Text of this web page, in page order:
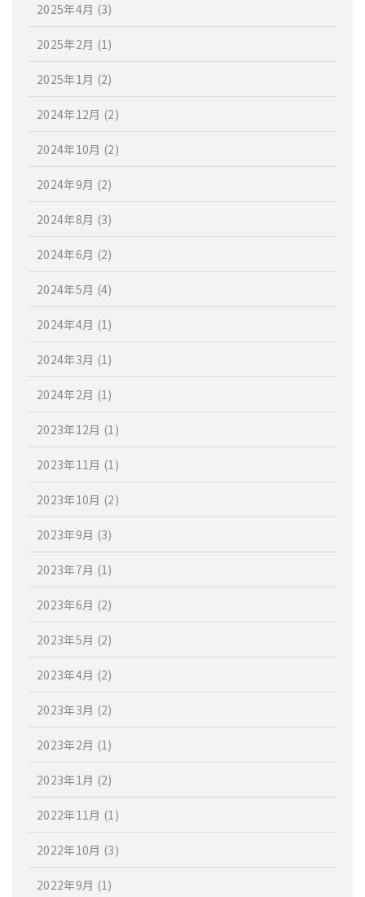
2025年4月 (3)
2025年2月 (1)
2025年1月 (2)
2024年12月 (2)
2024年10月 (2)
2024年9月 (2)
2024年8月 (3)
2024年6月 (2)
2024年5月 (4)
2024年4月 (1)
2024年3月 (1)
2024年2月 (1)
2023年12月 (1)
2023年11月 (1)
2023年10月 (2)
2023年9月 (3)
2023年7月 (1)
2023年6月 (2)
2023年5月 (2)
2023年4月 (2)
2023年3月 (2)
2023年2月 (1)
2023年1月 (2)
2022年11月 (1)
2022年10月 (3)
2022年9月 (1)